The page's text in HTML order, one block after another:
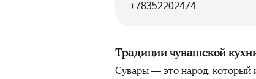
+78352202474
Традиции чувашской
Сувары — это народ, который